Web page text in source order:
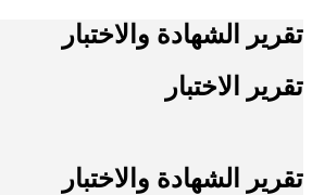
تقرير الشهادة والاختبار
تقرير الاختبار
تقرير الشهادة والاختبار